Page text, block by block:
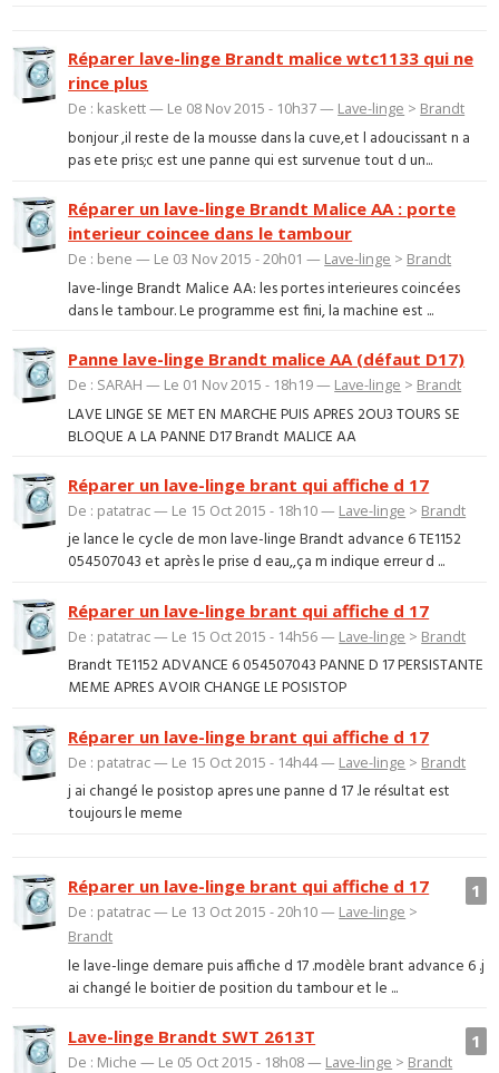
Réparer lave-linge Brandt malice wtc1133 qui ne
rince plus
De : kaskett — Le 08 Nov 2015 - 10h37 — Lave-linge > Brandt
bonjour ,il reste de la mousse dans la cuve,et l adoucissant n a
pas ete pris;c est une panne qui est survenue tout d un...
Réparer un lave-linge Brandt Malice AA : porte
interieur coincee dans le tambour
De : bene — Le 03 Nov 2015 - 20h01 — Lave-linge > Brandt
lave-linge Brandt Malice AA: les portes interieures coincées
dans le tambour. Le programme est fini, la machine est ...
Panne lave-linge Brandt malice AA (défaut D17)
De : SARAH — Le 01 Nov 2015 - 18h19 — Lave-linge > Brandt
LAVE LINGE SE MET EN MARCHE PUIS APRES 2OU3 TOURS SE
BLOQUE A LA PANNE D17 Brandt MALICE AA
Réparer un lave-linge brant qui affiche d 17
De : patatrac — Le 15 Oct 2015 - 18h10 — Lave-linge > Brandt
je lance le cycle de mon lave-linge Brandt advance 6 TE1152
054507043 et après le prise d eau,,ça m indique erreur d ...
Réparer un lave-linge brant qui affiche d 17
De : patatrac — Le 15 Oct 2015 - 14h56 — Lave-linge > Brandt
Brandt TE1152 ADVANCE 6 054507043 PANNE D 17 PERSISTANTE
MEME APRES AVOIR CHANGE LE POSISTOP
Réparer un lave-linge brant qui affiche d 17
De : patatrac — Le 15 Oct 2015 - 14h44 — Lave-linge > Brandt
j ai changé le posistop apres une panne d 17 .le résultat est
toujours le meme
1
Réparer un lave-linge brant qui affiche d 17
De : patatrac — Le 13 Oct 2015 - 20h10 — Lave-linge >
Brandt
le lave-linge demare puis affiche d 17 .modèle brant advance 6 .j
ai changé le boitier de position du tambour et le ...
1
Lave-linge Brandt SWT 2613T
De : Miche — Le 05 Oct 2015 - 18h08 — Lave-linge > Brandt